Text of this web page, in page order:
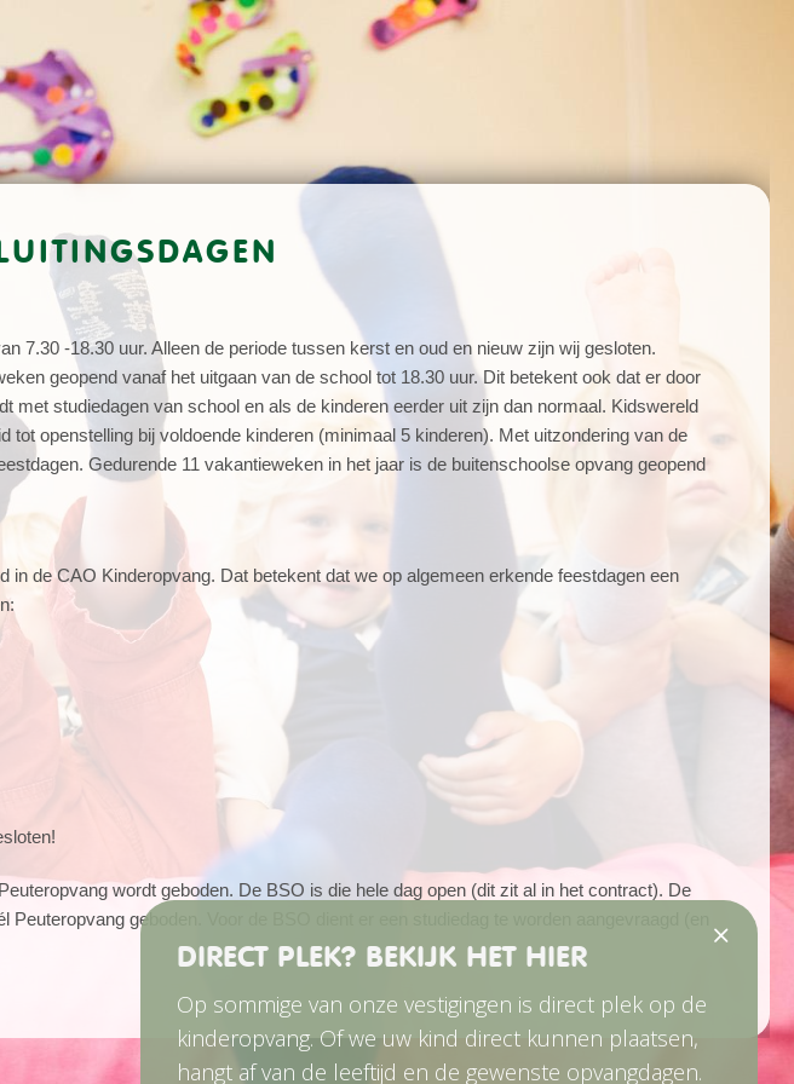
7.30 -18.30 uur. Alleen de periode tussen kerst en oud en nieuw zijn wij gesloten.
geopend vanaf het uitgaan van de school tot 18.30 uur. Dit betekent ook dat er door
met studiedagen van school en als de kinderen eerder uit zijn dan normaal. Kidswereld
tot openstelling bij voldoende kinderen (minimaal 5 kinderen). Met uitzondering van de
Gedurende 11 vakantieweken in het jaar is de buitenschoolse opvang geopend
in de CAO Kinderopvang. Dat betekent dat we op algemeen erkende feestdagen een
wordt geboden. De BSO is die hele dag open (dit zit al in het contract). De
geboden. Voor de BSO dient er een studiedag te worden aangevraagd (en
DIRECT PLEK? BEKIJK HET HIER
Op sommige van onze vestigingen is direct plek op de
kinderopvang. Of we uw kind direct kunnen plaatsen,
hangt af van de leeftijd en de gewenste opvangdagen.